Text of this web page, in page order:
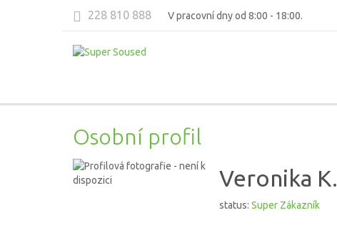
228 810 888 V pracovní dny od 8:00 - 18:00.
Osobní profil
Veronika K.
status: Super Zákazník